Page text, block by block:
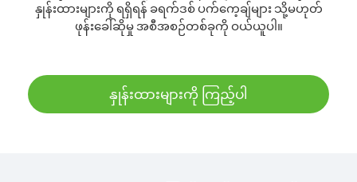
နှုန်းထားများကို ရရှိရန် ခရက်ဒစ် ပက်ကေ့ချ်များ သို့မဟုတ်
ဖုန်းခေါ်ဆိုမှု အစီအစဉ်တစ်ခုကို ဝယ်ယူပါ။
နှုန်းထားများကို ကြည့်ပါ